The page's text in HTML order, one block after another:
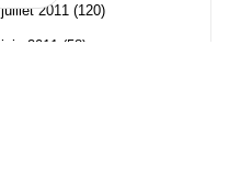
juillet 2011 (120)
juin 2011 (58)